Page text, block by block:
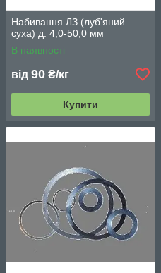
Набивання ЛЗ (луб'яний
суха) д. 4,0-50,0 мм
В наявності
від 90 ₴/кг
Купити